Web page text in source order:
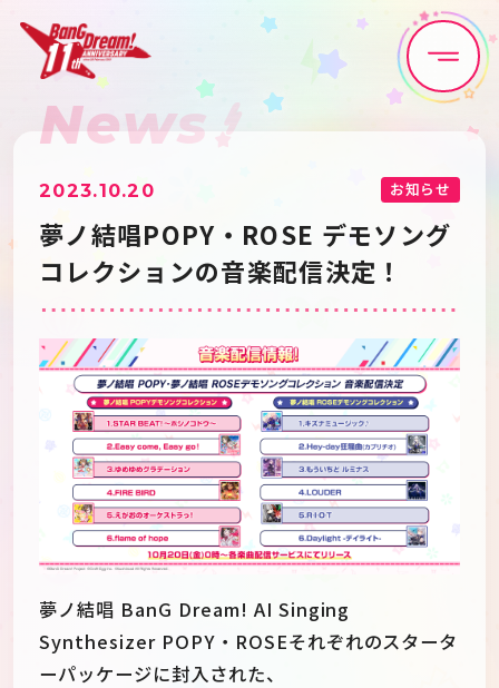
Home News
Live•Event Discography
Artist Anime
Game Media
Schedule About
Goods
News
2023.10.20 お知らせ
夢ノ結唱POPY・ROSE デモソング
コレクションの音楽配信決定！
夢ノ結唱 BanG Dream! AI Singing
Synthesizer POPY・ROSEそれぞれのスタータ
ーパッケージに封入された、